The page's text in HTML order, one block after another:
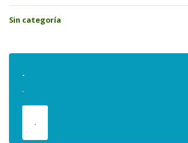
Sin categoría
.
.
.